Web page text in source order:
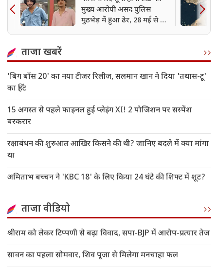
मुख्य आरोपी असद पुलिस
मुठभेड़ में हुआ ढेर, 28 मई से था
ताजा खबरें
'बिग बॉस 20' का नया टीजर रिलीज, सलमान खान ने दिया 'तथास-टू'
का हिंट
15 अगस्त से पहले फाइनल हुई प्लेइंग XI! 2 पोजिशन पर सस्पेंश
बरकरार
रक्षाबंधन की शुरुआत आखिर किसने की थी? जानिए बदले में क्या मांगा
था
अमिताभ बच्चन ने 'KBC 18' के लिए किया 24 घंटे की शिफ्ट में शूट?
ताजा वीडियो
श्रीराम को लेकर टिप्पणी से बढ़ा विवाद, सपा-BJP में आरोप-प्रत्यार तेज
सावन का पहला सोमवार, शिव पूजा से मिलेगा मनचाहा फल